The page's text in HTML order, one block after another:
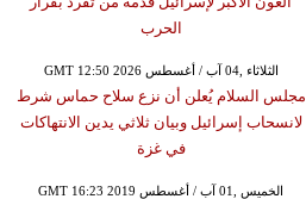
الحرب
GMT 12:50 2026 الثلاثاء ,04 آب / أغسطس
مجلس السلام يُعلن أن نزع سلاح حماس شرط
لانسحاب إسرائيل وبيان ثلاثي يدين الانتهاكات
في غزة
GMT 16:23 2019 الخميس ,01 آب / أغسطس